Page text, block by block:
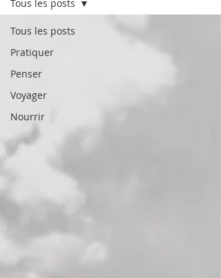
Tous les posts
Pratiquer
Penser
Voyager
Nourrir
Tous les posts